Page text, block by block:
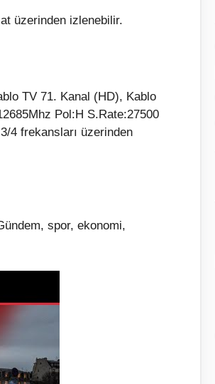
üzerinden izlenebilir.
TV 71. Kanal (HD), Kablo
Pol:H S.Rate:27500
4 frekansları üzerinden
spor, ekonomi,